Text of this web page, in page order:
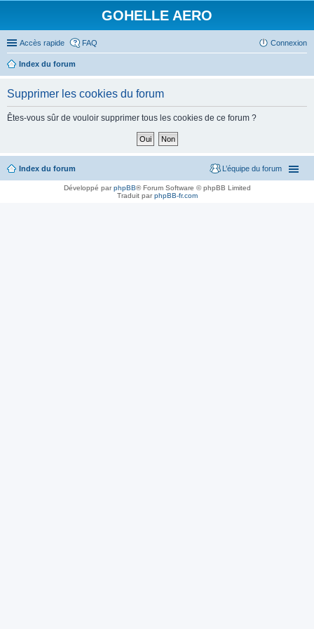
GOHELLE AERO
Accès rapide FAQ Connexion
Index du forum
Supprimer les cookies du forum
Êtes-vous sûr de vouloir supprimer tous les cookies de ce forum ?
Index du forum L’équipe du forum
Développé parphpBB® Forum Software © phpBB Limited
Traduit parphpBB-fr.com